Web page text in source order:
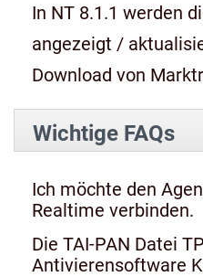
In NT 8.1.1 werden
angezeigt /
Download von
Wichtige FAQs
Ich möchte den
Realtime verbinden.
Die TAI-PAN Datei
Antivierensoftware